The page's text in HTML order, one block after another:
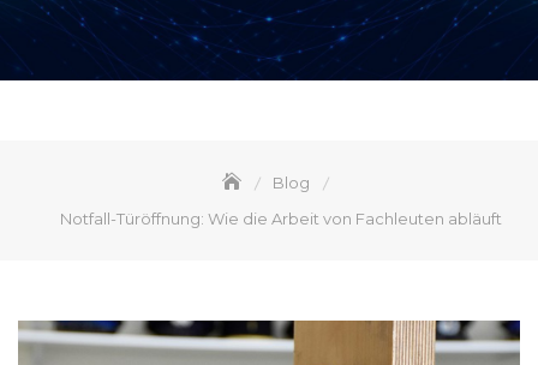
Blog
Notfall-Türöffnung: Wie die Arbeit von Fachleuten abläuft